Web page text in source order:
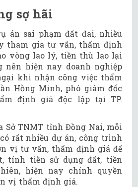
sợ hãi
án sai phạm đất đai, nhiều
tham gia tư vấn, thẩm định
vòng lao lý, tiền thù lao lại
nên hiện nay doanh nghiệp
khi nhận công việc thẩm
Hồng Minh, phó giám đốc
định giá độc lập tại TP.
Sở TNMT tỉnh Đồng Nai, mỗi
rất nhiều dự án, công trình
vị tư vấn, thẩm định giá để
tính tiền sử dụng đất, tiền
hiện nay chính quyền
vị thẩm định giá.